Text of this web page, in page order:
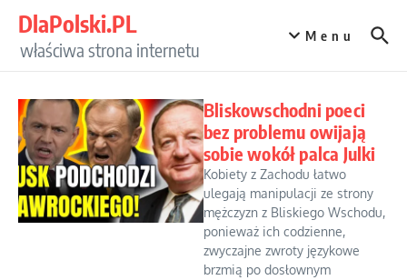
DlaPolski.PL
właściwa strona internetu
Menu
Bliskowschodni poeci
bez problemu owijają
sobie wokół palca Julki
Kobiety z Zachodu łatwo
ulegają manipulacji ze strony
mężczyzn z Bliskiego Wschodu,
ponieważ ich codzienne,
zwyczajne zwroty językowe
brzmią po dosłownym